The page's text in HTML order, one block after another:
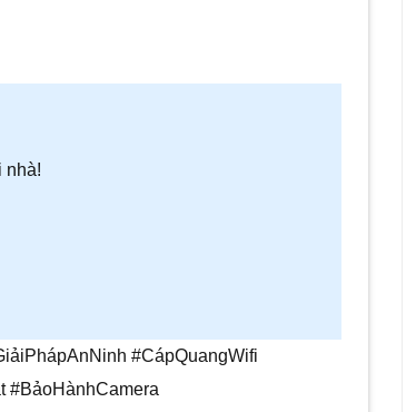
nhà!
#CápQuangWifi
#BảoHànhCamera